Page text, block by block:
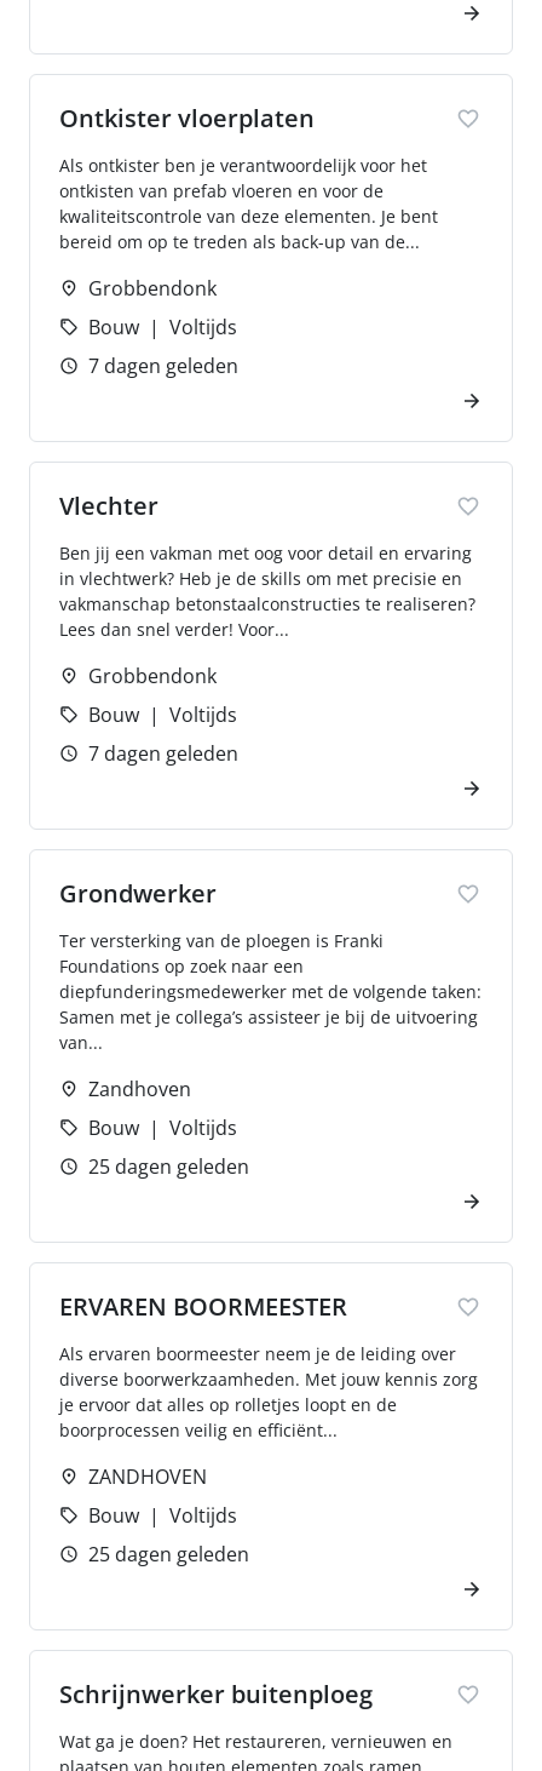
Ontkister vloerplaten
Als ontkister ben je verantwoordelijk voor het
ontkisten van prefab vloeren en voor de
kwaliteitscontrole van deze elementen. Je bent
bereid om op te treden als back-up van de...
Grobbendonk
Bouw
Voltijds
7 dagen geleden
Vlechter
Ben jij een vakman met oog voor detail en ervaring
in vlechtwerk? Heb je de skills om met precisie en
vakmanschap betonstaalconstructies te realiseren?
Lees dan snel verder! Voor...
Grobbendonk
Bouw
Voltijds
7 dagen geleden
Grondwerker
Ter versterking van de ploegen is Franki
Foundations op zoek naar een
diepfunderingsmedewerker met de volgende taken:
Samen met je collega’s assisteer je bij de uitvoering
van...
Zandhoven
Bouw
Voltijds
25 dagen geleden
ERVAREN BOORMEESTER
Als ervaren boormeester neem je de leiding over
diverse boorwerkzaamheden. Met jouw kennis zorg
je ervoor dat alles op rolletjes loopt en de
boorprocessen veilig en efficiënt...
ZANDHOVEN
Bouw
Voltijds
25 dagen geleden
Schrijnwerker buitenploeg
Wat ga je doen? Het restaureren, vernieuwen en